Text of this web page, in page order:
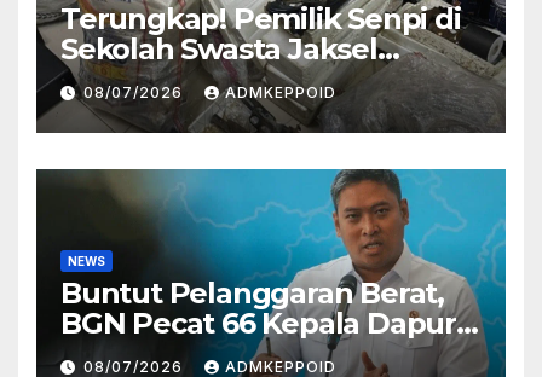
Terungkap! Pemilik Senpi di
Sekolah Swasta Jaksel
Ternyata Direktur
Perusahaan Airsoft Gun
Impor
08/07/2026 ADMKEPPOID
NEWS
Buntut Pelanggaran Berat,
BGN Pecat 66 Kepala Dapur
MBG dan Ungkap Alasannya
08/07/2026 ADMKEPPOID